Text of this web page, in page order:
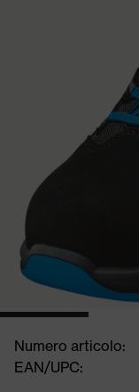
Numero articolo:
EAN/UPC: